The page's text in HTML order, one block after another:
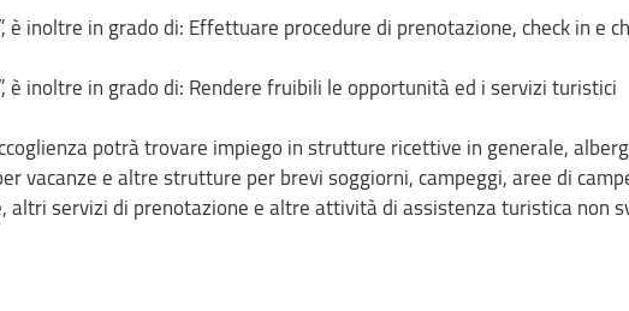
inoltre in grado di: Effettuare procedure di prenotazione, check in e
è inoltre in grado di: Rendere fruibili le opportunità ed i servizi turistici
potrà trovare impiego in strutture ricettive in generale,
vacanze e altre strutture per brevi soggiorni, campeggi, aree di
altri servizi di prenotazione e altre attività di assistenza turistica non